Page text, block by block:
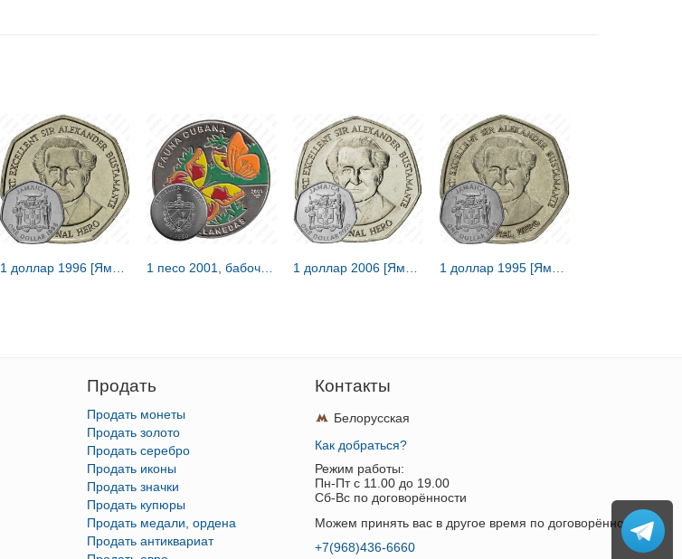
1 песо 2001, бабочка [Куба]
Продать
Продать монеты
Продать золото
Продать серебро
Продать иконы
Продать значки
Продать купюры
Продать медали, ордена
Продать антиквариат
Контакты
Белорусская
Как добраться?
Режим работы:
Пн-Пт c 11.00 до 19.00
Сб-Вс по договорённости
Можем принять вас в другое время по договорённости.
+7(968)436-6660